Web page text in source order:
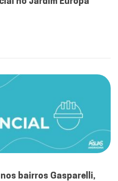
bairros Gasparelli,